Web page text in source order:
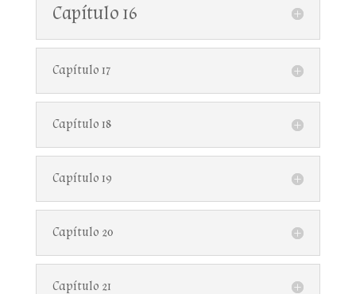
Capítulo 16
Capítulo 17
Capítulo 18
Capítulo 19
Capítulo 20
Capítulo 21